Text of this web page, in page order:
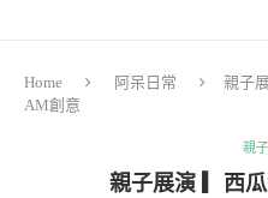
Home 阿呆日常 親子
AM創意
親
親子展演 ▎西